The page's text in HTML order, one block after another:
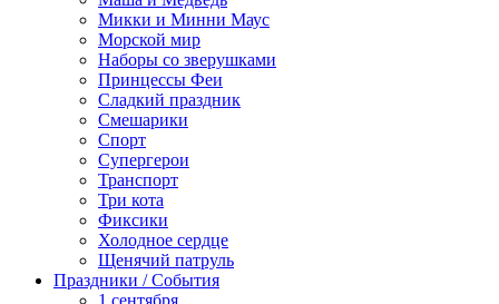
Микки и Минни Маус
Морской мир
Наборы со зверушками
Принцессы Феи
Сладкий праздник
Смешарики
Спорт
Супергерои
Транспорт
Три кота
Фиксики
Холодное сердце
Щенячий патруль
Праздники / События
1 сентября